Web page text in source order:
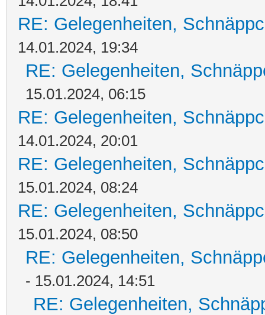
RE: Gelegenheiten,
14.01.2024, 19:34
RE: Gelegenheiten,
15.01.2024, 06:15
RE: Gelegenheiten,
14.01.2024, 20:01
RE: Gelegenheiten,
15.01.2024, 08:24
RE: Gelegenheiten,
15.01.2024, 08:50
RE: Gelegenheiten,
- 15.01.2024, 14:51
RE: Gelegenheiten,